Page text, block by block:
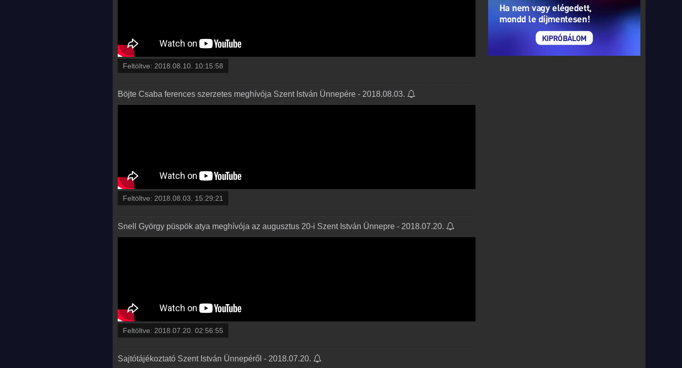
Feltöltve: 2018.08.10. 10:15:58
Böjte Csaba ferences szerzetes meghívója Szent István Ünnepére - 2018.08.03.
Feltöltve: 2018.08.03. 15:29:21
Snell György püspök atya meghívója az augusztus 20-i Szent István Ünnepre - 2018.07.20.
Feltöltve: 2018.07.20. 02:56:55
Sajtótájékoztató Szent István Ünnepéről - 2018.07.20.